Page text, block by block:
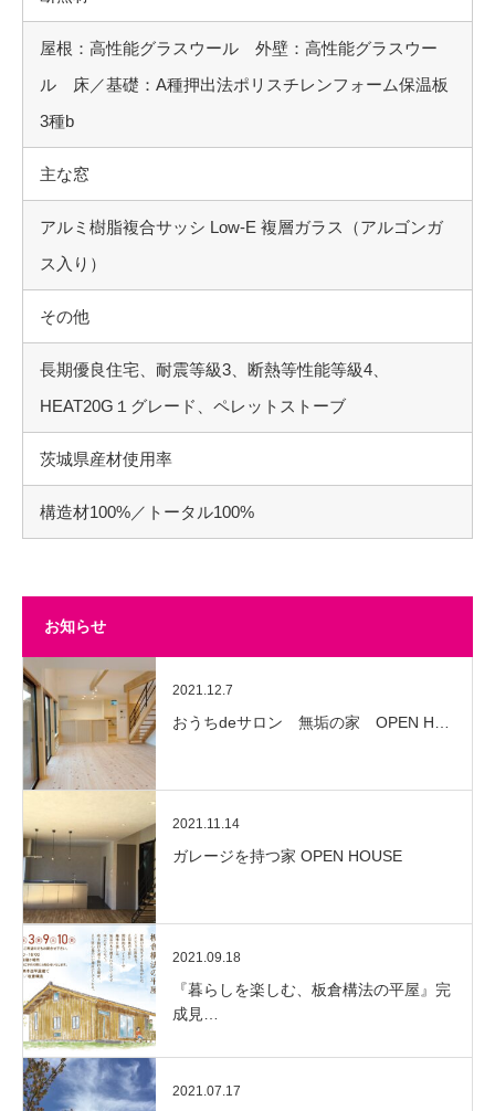
屋根：高性能グラスウール 外壁：高性能グラスウー
ル 床／基礎：A種押出法ポリスチレンフォーム保温板
3種b
主な窓
アルミ樹脂複合サッシ Low-E 複層ガラス（アルゴンガ
ス入り）
その他
長期優良住宅、耐震等級3、断熱等性能等級4、
HEAT20G１グレード、ペレットストーブ
茨城県産材使用率
構造材100%／トータル100%
お知らせ
2021.12.7
おうちdeサロン 無垢の家 OPEN H…
2021.11.14
ガレージを持つ家 OPEN HOUSE
2021.09.18
『暮らしを楽しむ、板倉構法の平屋』完
成見…
2021.07.17